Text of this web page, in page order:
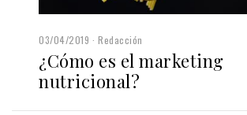
03/04/2019 Redacción
¿Cómo es el marketing
nutricional?